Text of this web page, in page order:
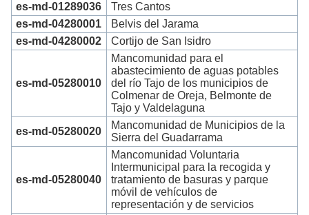
es-md-01289036
Tres Cantos
es-md-04280001
Belvis del Jarama
es-md-04280002
Cortijo de San Isidro
es-md-05280010
Mancomunidad para el
abastecimiento de aguas potables
del río Tajo de los municipios de
Colmenar de Oreja, Belmonte de
Tajo y Valdelaguna
es-md-05280020
Mancomunidad de Municipios de la
Sierra del Guadarrama
es-md-05280040
Mancomunidad Voluntaria
Intermunicipal para la recogida y
tratamiento de basuras y parque
móvil de vehículos de
representación y de servicios